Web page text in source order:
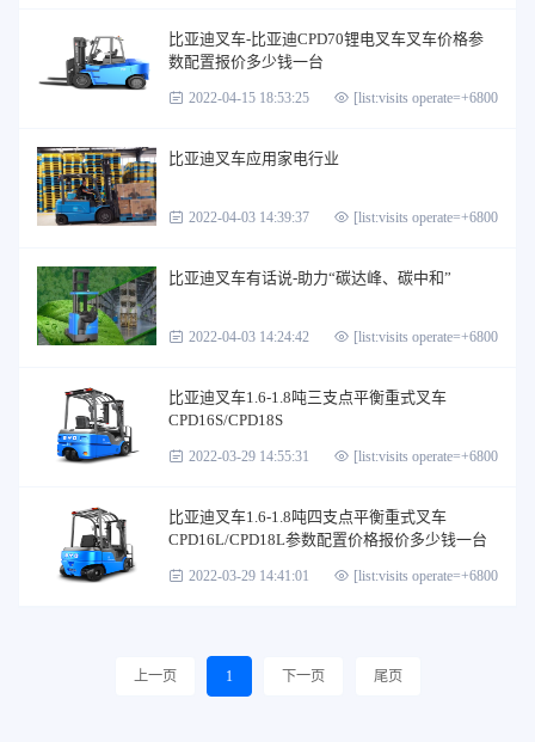
比亚迪叉车-比亚迪CPD70锂电叉车叉车价格参
数配置报价多少钱一台
2022-04-15 18:53:25 [list:visits operate=+6800]
比亚迪叉车应用家电行业
2022-04-03 14:39:37 [list:visits operate=+6800]
比亚迪叉车有话说-助力“碳达峰、碳中和”
2022-04-03 14:24:42 [list:visits operate=+6800]
比亚迪叉车1.6-1.8吨三支点平衡重式叉车
CPD16S/CPD18S
2022-03-29 14:55:31 [list:visits operate=+6800]
比亚迪叉车1.6-1.8吨四支点平衡重式叉车
CPD16L/CPD18L参数配置价格报价多少钱一台
2022-03-29 14:41:01 [list:visits operate=+6800]
上一页 1 下一页 尾页